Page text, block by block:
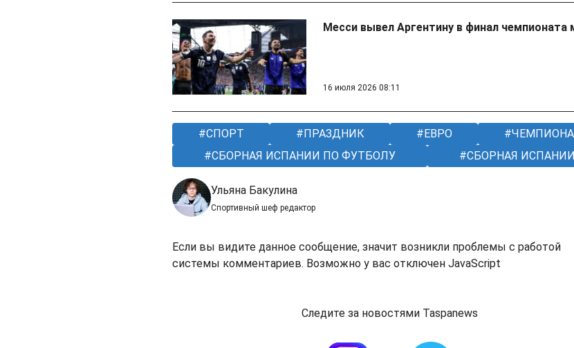
Месси вывел Аргентину в финал чемпионата
16 июля 2026 08:11
СПОРТ ПРАЗДНИК ЕВРО
СБОРНАЯ ИСПАНИИ ПО ФУТБОЛУ
СБОРНАЯ ИСПАНИИ
Ульяна Бакулина
Спортивный шеф редактор
Если вы видите данное сообщение, значит возникли проблемы с работой
системы комментариев. Возможно у вас отключен JavaScript
Следите за новостями Taspanews